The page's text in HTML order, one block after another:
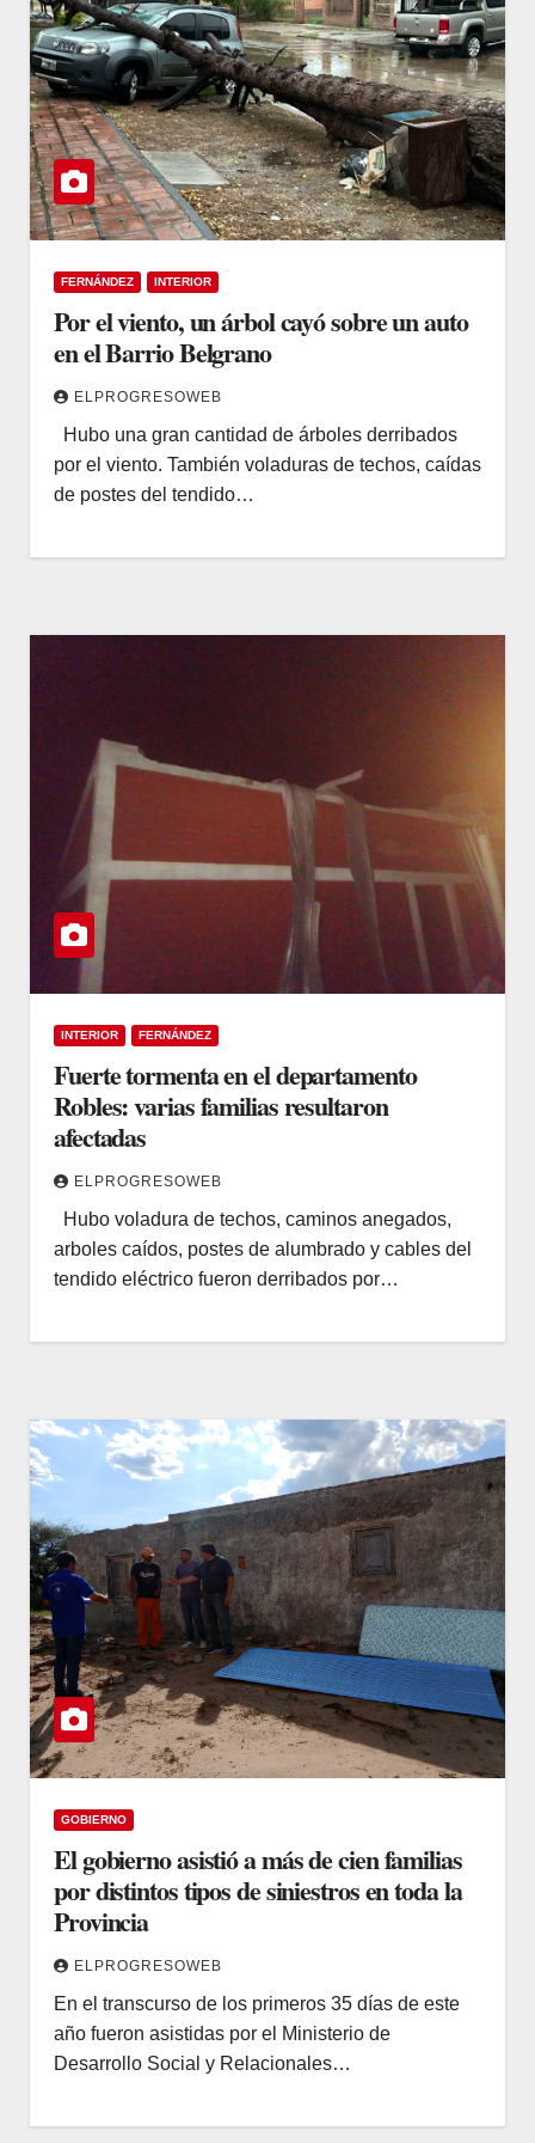
FERNÁNDEZ INTERIOR
Por el viento, un árbol cayó sobre un auto
en el Barrio Belgrano
ELPROGRESOWEB
Hubo una gran cantidad de árboles derribados
por el viento. También voladuras de techos, caídas
de postes del tendido…
INTERIOR FERNÁNDEZ
Fuerte tormenta en el departamento
Robles: varias familias resultaron
afectadas
ELPROGRESOWEB
Hubo voladura de techos, caminos anegados,
arboles caídos, postes de alumbrado y cables del
tendido eléctrico fueron derribados por…
GOBIERNO
El gobierno asistió a más de cien familias
por distintos tipos de siniestros en toda la
Provincia
ELPROGRESOWEB
En el transcurso de los primeros 35 días de este
año fueron asistidas por el Ministerio de
Desarrollo Social y Relacionales…